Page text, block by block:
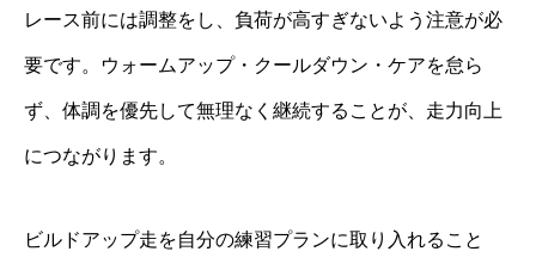
レース前には調整をし、負荷が高すぎないよう注意が必
要です。ウォームアップ・クールダウン・ケアを怠ら
ず、体調を優先して無理なく継続することが、走力向上
につながります。
ビルドアップ走を自分の練習プランに取り入れること